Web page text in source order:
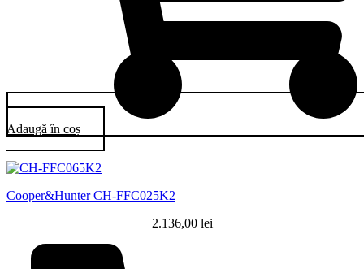
Adaugă în coș
Cooper&Hunter CH-FFC025K2
2.136,00 lei